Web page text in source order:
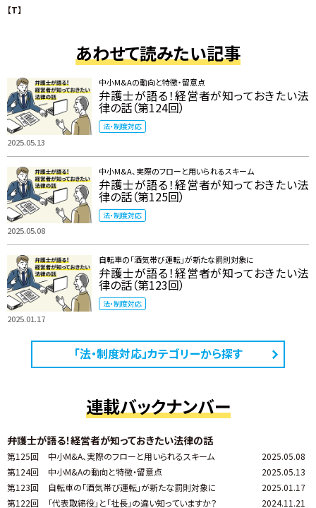
【T】
あわせて読みたい記事
2025.05.13
中小M&Aの動向と特徴・留意点
弁護士が語る！経営者が知っておきたい法
律の話（第124回）
法・制度対応
2025.05.08
中小M&A、実際のフローと用いられるスキーム
弁護士が語る！経営者が知っておきたい法
律の話（第125回）
法・制度対応
2025.01.17
自転車の「酒気帯び運転」が新たな罰則対象に
弁護士が語る！経営者が知っておきたい法
律の話（第123回）
法・制度対応
「法・制度対応」カテゴリーから探す
連載バックナンバー
弁護士が語る！経営者が知っておきたい法律の話
第125回 中小M&A、実際のフローと用いられるスキーム
2025.05.08
第124回
中小M&Aの動向と特徴・留意点
2025.05.13
第123回
自転車の「酒気帯び運転」が新たな罰則対象に
2025.01.17
第122回
「代表取締役」と「社長」の違い知っていますか？
2024.11.21